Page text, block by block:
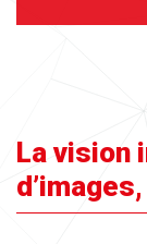
La vision